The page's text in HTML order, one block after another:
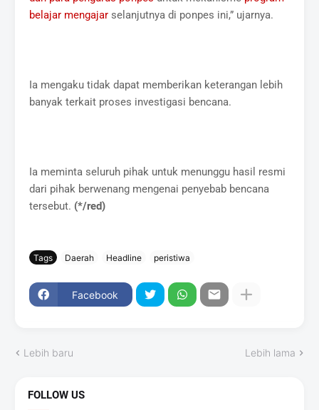
belajar mengajar selanjutnya di ponpes ini,” ujarnya.
Ia mengaku tidak dapat memberikan keterangan lebih
banyak terkait proses investigasi bencana.
Ia meminta seluruh pihak untuk menunggu hasil resmi
dari pihak berwenang mengenai penyebab bencana
tersebut. (*/red)
Tags Daerah Headline peristiwa
Facebook
Lebih baru Lebih lama
FOLLOW US